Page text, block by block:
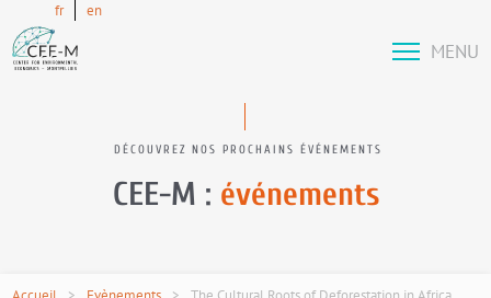
fr en
MENU
DÉCOUVREZ NOS PROCHAINS ÉVÉNEMENTS
CEE-M : événements